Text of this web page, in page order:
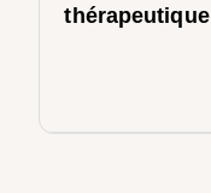
thérapeutique